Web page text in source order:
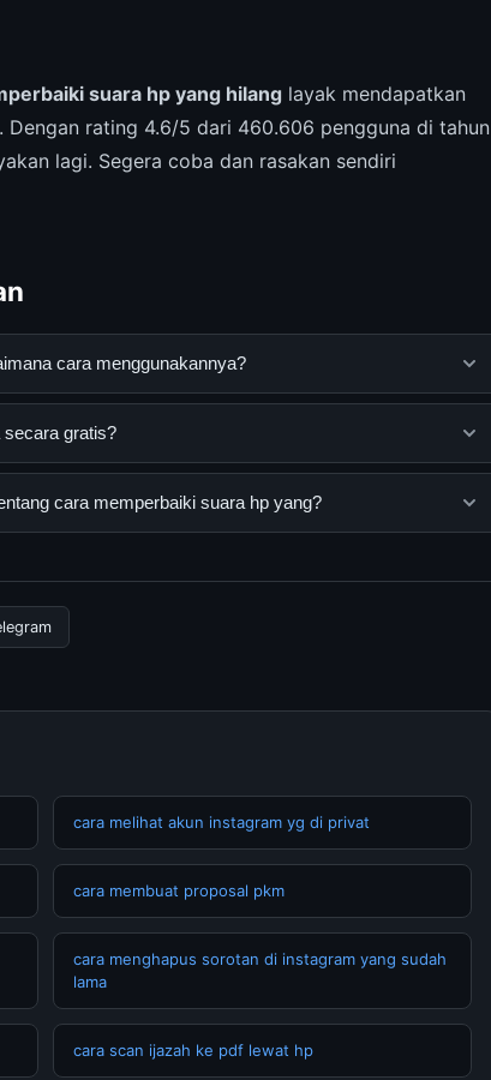
suara hp yang hilang layak mendapatkan
rating 4.6/5 dari 460.606 pengguna di tahun
lagi. Segera coba dan rasakan sendiri
cara menggunakannya?
yang dirancang untuk membantu pengguna
gratis?
secara gratis oleh semua pengguna. Tidak ada biaya
cara memperbaiki suara hp yang?
cara melihat akun instagram yg di privat
cara membuat proposal pkm
cara menghapus sorotan di instagram yang sudah
lama
cara scan ijazah ke pdf lewat hp